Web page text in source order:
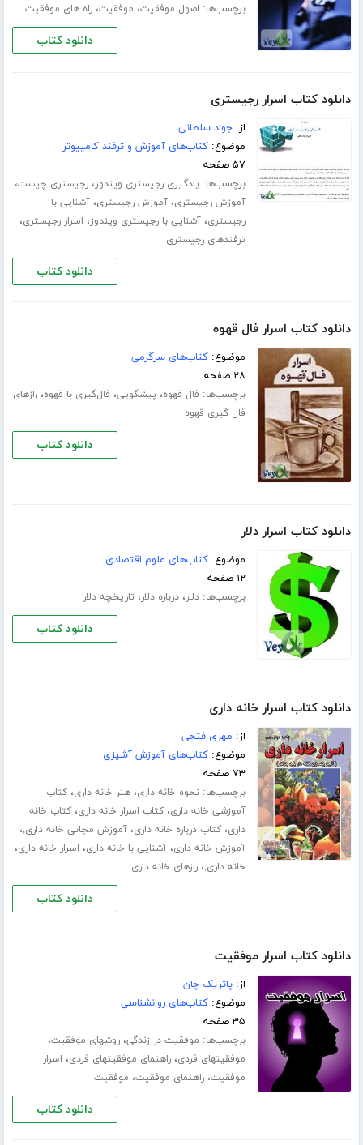
برچسب‌ها: اصول موفقیت، موفقیت،راه های موفقیت
دانلود کتاب
دانلود کتاب اسرار رجیستری
از:جواد سلطانی
موضوع:کتاب‌های آموزش و ترفند کامپیوتر
۵۷ صفحه
برچسب‌ها: یادگیری رجیستری ویندوز،رجیستری چیست،
آموزش رجیستری،آموزش رجیستری،آشنایی با
رجیستری،آشنایی با رجیستری ویندوز، اسرار رجیستری،
ترفندهای رجیستری
دانلود کتاب
دانلود کتاب اسرار فال قهوه
موضوع:کتاب‌های سرگرمی
۲۸ صفحه
برچسب‌ها: فال قهوه، پیشگویی، فال‌گیری با قهوه،رازهای
فال گیری قهوه
دانلود کتاب
دانلود کتاب اسرار دلار
موضوع:کتاب‌های علوم اقتصادی
۱۲ صفحه
برچسب‌ها:دلار،درباره دلار، تاریخچه دلار
دانلود کتاب
دانلود کتاب اسرار خانه داری
از: مهری فتحی
موضوع:کتاب‌های آموزش آشپزی
۷۳ صفحه
برچسب‌ها:نحوه خانه داری،هنر خانه داری،کتاب
آموزشی خانه داری،کتاب اسرار خانه داری،کتاب خانه
داری،کتاب درباره خانه داری،آموزش مجانی خانه داری,،
آموزش خانه داری،آشنایی با خانه داری، اسرار خانه داری،
خانه داری,،رازهای خانه داری
دانلود کتاب
دانلود کتاب اسرار موفقیت
از:پاتریک چان
موضوع:کتاب‌های روانشناسی
۳۵ صفحه
برچسب‌ها: موفقیت در زندگی،روشهای موفقیت،
موفقیتهای فردی،راهنمای موفقیتهای فردی، اسرار
موفقیت،راهنمای موفقیت، موفقیت
دانلود کتاب